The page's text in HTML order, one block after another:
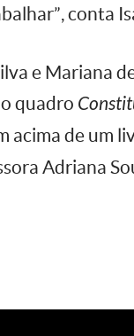
conta
e Mariana
quadro
acima de um
Adriana